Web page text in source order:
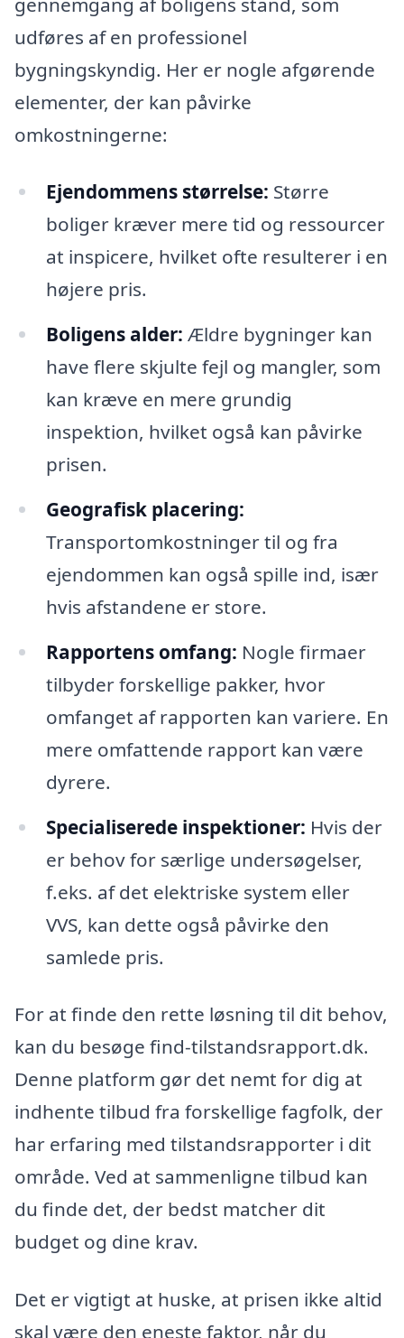
udføres af en professionel
bygningskyndig. Her er nogle afgørende
elementer, der kan påvirke
omkostningerne:
Ejendommens størrelse: Større
boliger kræver mere tid og ressourcer
at inspicere, hvilket ofte resulterer i en
højere pris.
Boligens alder: Ældre bygninger kan
have flere skjulte fejl og mangler, som
kan kræve en mere grundig
inspektion, hvilket også kan påvirke
prisen.
Geografisk placering:
Transportomkostninger til og fra
ejendommen kan også spille ind, især
hvis afstandene er store.
Rapportens omfang: Nogle firmaer
tilbyder forskellige pakker, hvor
omfanget af rapporten kan variere. En
mere omfattende rapport kan være
dyrere.
Specialiserede inspektioner: Hvis der
er behov for særlige undersøgelser,
f.eks. af det elektriske system eller
VVS, kan dette også påvirke den
samlede pris.
For at finde den rette løsning til dit behov,
kan du besøge find-tilstandsrapport.dk.
Denne platform gør det nemt for dig at
indhente tilbud fra forskellige fagfolk, der
har erfaring med tilstandsrapporter i dit
område. Ved at sammenligne tilbud kan
du finde det, der bedst matcher dit
budget og dine krav.
Det er vigtigt at huske, at prisen ikke altid
skal være den eneste faktor, når du